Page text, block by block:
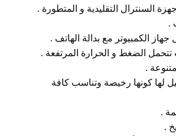
السنترال التقليدية و المتطورة .
.
جهاز الكمبيوتر مع بدالة الهاتف .
تتحمل الضغط و الحرارة المرتفعة .
.
لها كونها رخيصة وتناسب كافة
.
.